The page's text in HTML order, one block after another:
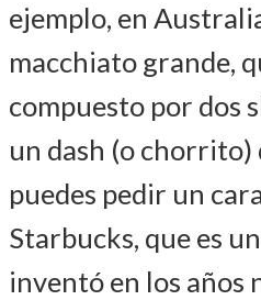
ejemplo, en
macchiato grande,
compuesto por dos
un dash (o chorrito)
puedes pedir un
Starbucks, que es
inventó en los años